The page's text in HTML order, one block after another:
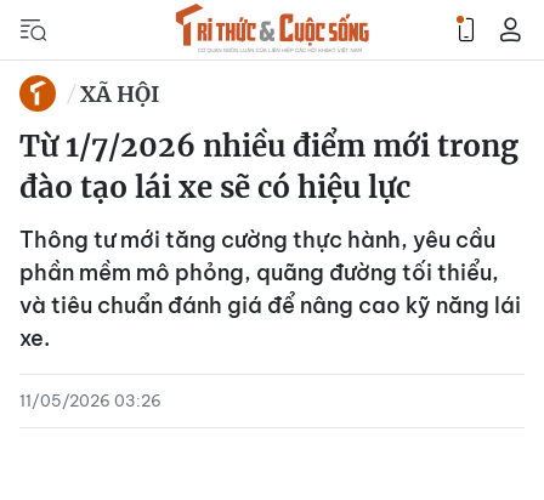
XÃ HỘI
Từ 1/7/2026 nhiều điểm mới trong
đào tạo lái xe sẽ có hiệu lực
Thông tư mới tăng cường thực hành, yêu cầu
phần mềm mô phỏng, quãng đường tối thiểu,
và tiêu chuẩn đánh giá để nâng cao kỹ năng lái
xe.
11/05/2026 03:26